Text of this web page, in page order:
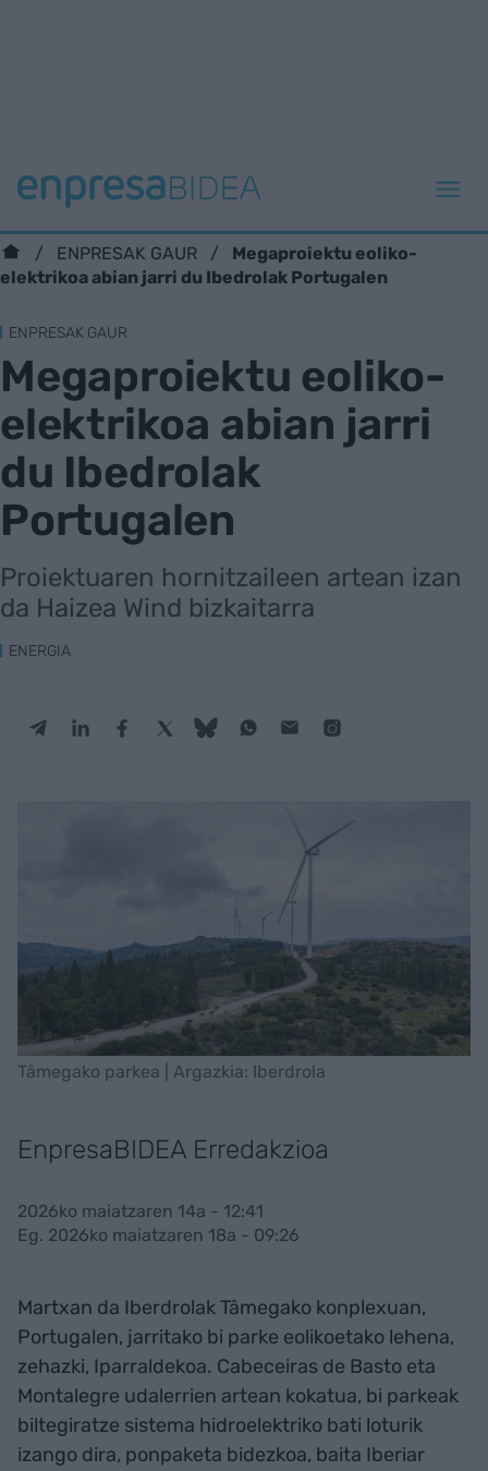
ENPRESAK GAUR
Megaproiektu eoliko-
elektrikoa abian jarri du Ibedrolak Portugalen
ENPRESAK GAUR
Megaproiektu eoliko-
elektrikoa abian jarri
du Ibedrolak
Portugalen
Proiektuaren hornitzaileen artean izan
da Haizea Wind bizkaitarra
ENERGIA
Tâmegako parkea | Argazkia: Iberdrola
EnpresaBIDEA Erredakzioa
2026ko maiatzaren 14a - 12:41
Eg. 2026ko maiatzaren 18a - 09:26
Martxan da Iberdrolak Tâmegako konplexuan,
Portugalen, jarritako bi parke eolikoetako lehena,
zehazki, Iparraldekoa. Cabeceiras de Basto eta
Montalegre udalerrien artean kokatua, bi parkeak
biltegiratze sistema hidroelektriko bati loturik
izango dira, ponpaketa bidezkoa, baita Iberiar